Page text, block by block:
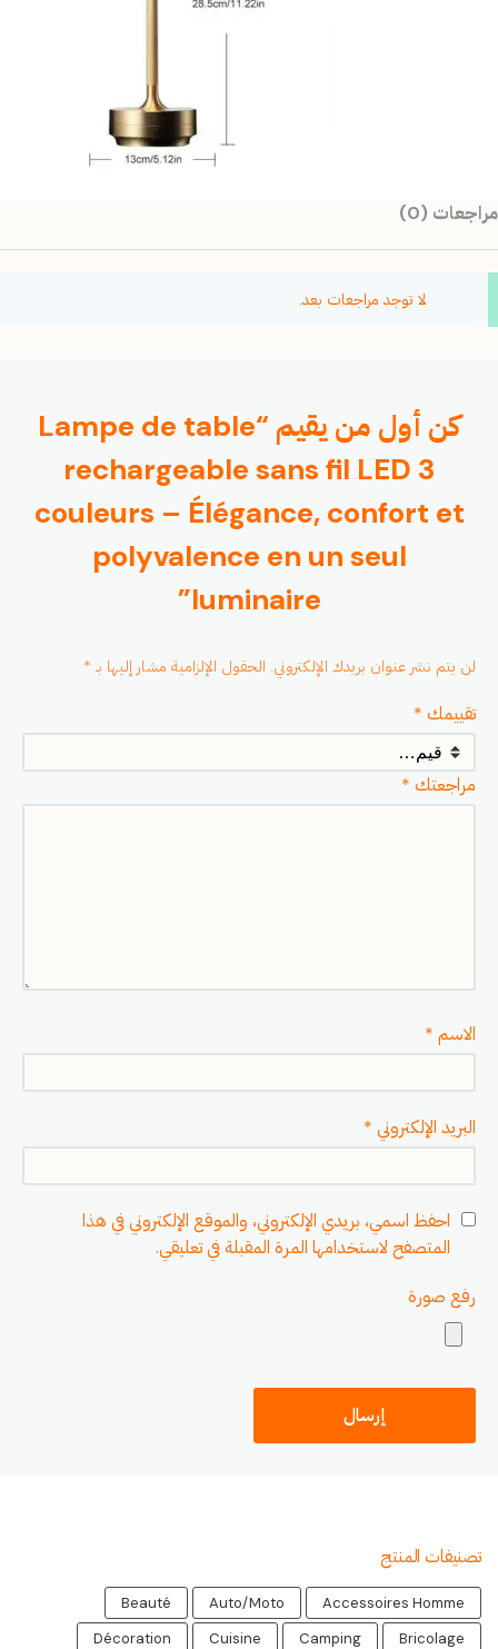
مراجعات (0)
لا توجد مراجعات بعد.
كن أول من يقيم “Lampe de table
rechargeable sans fil LED 3
couleurs – Élégance, confort et
polyvalence en un seul
luminaire”
لن يتم نشر عنوان بريدك الإلكتروني. الحقول الإلزامية مشار إليها بـ *
تقييمك *
مراجعتك *
الاسم *
البريد الإلكتروني *
احفظ اسمي، بريدي الإلكتروني، والموقع الإلكتروني في هذا
المتصفح لاستخدامها المرة المقبلة في تعليقي.
رفع صورة
تصنيفات المنتج
Accessoires Homme
Auto/Moto
Beauté
Bricolage
Camping
Cuisine
Décoration